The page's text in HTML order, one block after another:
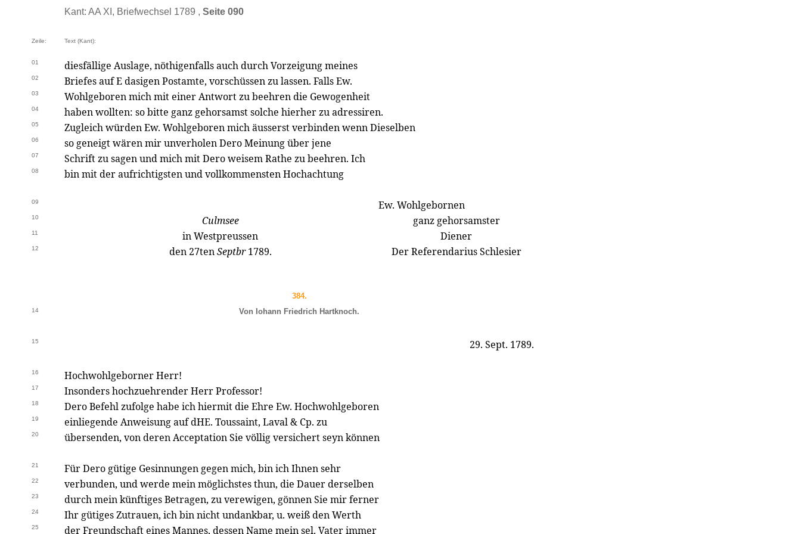
Kant: AA XI, Briefwechsel 1789 , Seite 090
Zeile: Text (Kant):
01 diesfällige Auslage, nöthigenfalls auch durch Vorzeigung meines
02 Briefes auf E dasigen Postamte, vorschüssen zu lassen. Falls Ew.
03 Wohlgeboren mich mit einer Antwort zu beehren die Gewogenheit
04 haben wollten: so bitte ganz gehorsamst solche hierher zu adressiren.
05 Zugleich würden Ew. Wohlgeboren mich äusserst verbinden wenn Dieselben
06 so geneigt wären mir unverholen Dero Meinung über jene
07 Schrift zu sagen und mich mit Dero weisem Rathe zu beehren. Ich
08 bin mit der aufrichtigsten und vollkommensten Hochachtung
09 Ew. Wohlgebornen
10 Culmsee ganz gehorsamster
11 in Westpreussen Diener
12 den 27tenSeptbr1789. Der Referendarius Schlesier
384.
14 Von Iohann Friedrich Hartknoch.
15 29. Sept. 1789.
16 Hochwohlgeborner Herr!
17 Insonders hochzuehrender Herr Professor!
18 Dero Befehl zufolge habe ich hiermit die Ehre Ew. Hochwohlgeboren
19 einliegende Anweisung auf dHE. Toussaint, Laval & Cp. zu
20 übersenden, von deren Acceptation Sie völlig versichert seyn können
21 Für Dero gütige Gesinnungen gegen mich, bin ich Ihnen sehr
22 verbunden, und werde mein möglichstes thun, die Dauer derselben
23 durch mein künftiges Betragen, zu verewigen, gönnen Sie mir ferner
24 Ihr gütiges Zutrauen, ich bin nicht undankbar, u. weiß den Werth
25 der Freundschaft eines Mannes, dessen Name mein sel. Vater immer